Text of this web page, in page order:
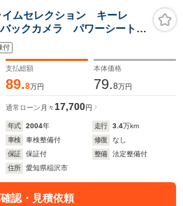
ムセレクション キーレ
ックカメラ パワーシート
ロール
付
支払総額
89.8万円
本体価格
79.8万円
通常ローン 月々17,700円
年式 2004年 走行 3.4万km
車検
車検整備付 修復
なし
保証
保証付 整備
法定整備付
住所
愛知県稲沢市
認・見積依頼